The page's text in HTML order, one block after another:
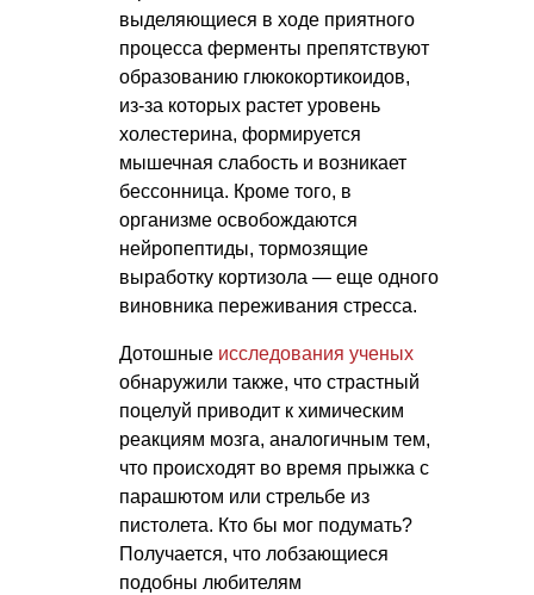
выделяющиеся в ходе приятного
процесса ферменты препятствуют
образованию глюкокортикоидов,
из-за которых растет уровень
холестерина, формируется
мышечная слабость и возникает
бессонница. Кроме того, в
организме освобождаются
нейропептиды, тормозящие
выработку кортизола — еще одного
виновника переживания стресса.
Дотошные исследования ученых
обнаружили также, что страстный
поцелуй приводит к химическим
реакциям мозга, аналогичным тем,
что происходят во время прыжка с
парашютом или стрельбе из
пистолета. Кто бы мог подумать?
Получается, что лобзающиеся
подобны любителям